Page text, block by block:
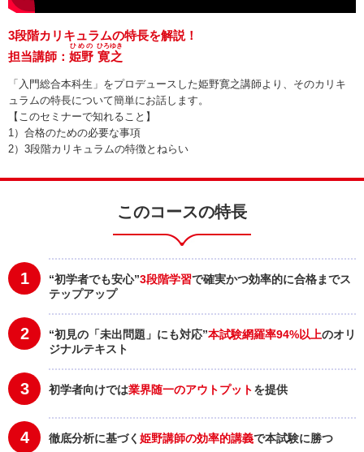
3段階カリキュラムの特長を解説！
担当講師： 姫野
ひめの
寛之
ひろゆき
「入門総合本科生」をプロデュースした姫野寛之講師より、そのカリキ
ュラムの特長について簡単にお話します。
【このセミナーで知れること】
1）合格のための必要な事項
2）3段階カリキュラムの特徴とねらい
このコースの特長
1 “初学者でも安心”3段階学習で確実かつ効率的に合格までス
テップアップ
2 “初見の「未出問題」にも対応”本試験網羅率94%以上のオリ
ジナルテキスト
3 初学者向けでは業界随一のアウトプットを提供
4 徹底分析に基づく 姫野講師の効率的講義で本試験に勝つ